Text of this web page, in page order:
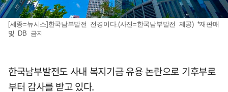
[세종=뉴시스]한국남부발전 전경이다.(사진=한국남부발전 제공) *재판매
및 DB 금지
한국남부발전도 사내 복지기금 유용 논란으로 기후부로
부터 감사를 받고 있다.